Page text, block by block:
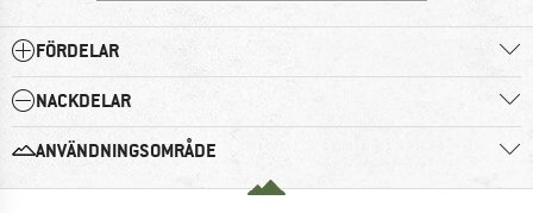
FÖRDELAR
NACKDELAR
ANVÄNDNINGSOMRÅDE